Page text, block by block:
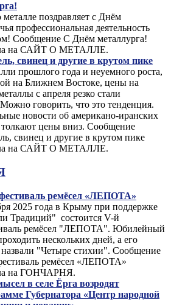
поздравляет с Днём
профессиональная деятельность
Сообщение С Днём металлурга!
на САЙТ О МЕТАЛЛЕ.
свинец и другие в крутом пике
прошлого года и неуемного роста,
на Ближнем Востоке, цены на
с апреля резко стали
говорить, что это тенденция.
новости об американо-иранских
толкают цены вниз. Сообщение
свинец и другие в крутом пике
на САЙТ О МЕТАЛЛЕ.
ремёсел «ЛЕПОТА»
2025 года в Крыму при поддержке
Традиций" состоится V-й
ремёсел "ЛЕПОТА". Юбилейный
нескольких дней, а его
"Четыре стихии". Сообщение
ремёсел «ЛЕПОТА»
на ГОНЧАРНЯ.
в селе Ёрга возродят
Губернатора «Центр народной